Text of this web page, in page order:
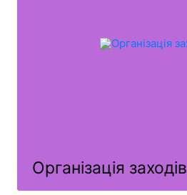
Організація заходів